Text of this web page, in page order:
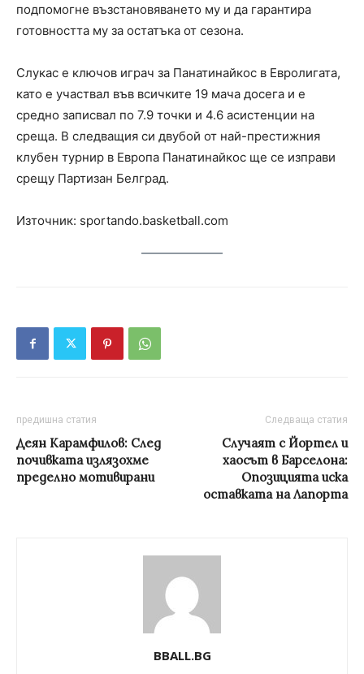
подпомогне възстановяването му и да гарантира
готовността му за остатъка от сезона.
Слукас е ключов играч за Панатинайкос в Евролигата,
като е участвал във всичките 19 мача досега и е
средно записвал по 7.9 точки и 4.6 асистенции на
среща. В следващия си двубой от най-престижния
клубен турнир в Европа Панатинайкос ще се изправи
срещу Партизан Белград.
Източник: sportando.basketball.com
предишна статия
Деян Карамфилов: След
почивката излязохме
пределно мотивирани
Следваща статия
Случаят с Йортел и
хаосът в Барселона:
Опозицията иска
оставката на Лапорта
BBALL.BG